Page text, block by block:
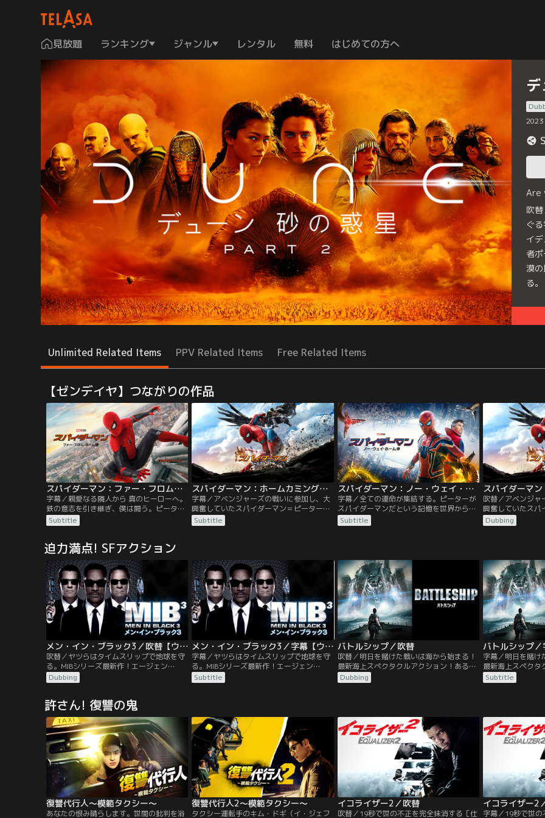
見放題 ランキング ジャンル レンタル 無料 はじめての方へ
2023
Are
吹
ぐ
イ
者
漠
る。
Unlimited Related Items PPV Related Items Free Related Items
【ゼンデイヤ】つながりの作品
スパイダーマン：ファー・フロム・ホーム／字幕
字幕／親愛なる隣人から 真のヒーローへ。
鉄の意志を引き継ぎ、僕は闘う。ピーター
は夏休みに、学校の友人たちとヨーロッパ
旅行に出かける。しかしそこに待っていた
ューリーだった。迫りくる新たな脅威を察
したニックは、スパイダーマンの力を必要
としていたのだ。目の前に立ちはだかる脅
威に立ち向かう使命を…。
Subtitle
スパイダーマン：ホームカミング／字幕【トム・ホランド＋ロバート・ダウニー・Jr】
字幕／アベンジャーズの戦いに参加し、大
興奮していたスパイダーマン＝ピーター・
パーカー。昼間は普通の高校生としてスク
ールライフをエンジョイし、放課後は憧れ
に恨みを抱く“バルチャー”が、巨大な翼を
装着しNYを危機に陥れる。
Subtitle
スパイダーマン：ノー・ウェイ・ホーム／字幕
字幕／全ての運命が集結する。ピーターが
スパイダーマンだという記憶を世界から消
すために、危険な呪文を唱えたドクター・
ストレンジ。その結果、このユニバース
ースが現実のものとなってしまい、次々と
スパイダーマンに襲い掛かるヴィランた
ち。
Subtitle
吹替／アベンジャ
興奮していたスパ
パーカー。昼間は
ールライフをエン
に恨みを抱く“バ
装着しNYを危機
Dubbing
迫力満点! SFアクション
メン・イン・ブラック3／吹替【ウィル・スミス×トミー・リー・ジョーンズ】
吹替／ヤツらはタイムスリップで地球を守
る。MIBシリーズ最新作！エージェン
ト“J”と“K”のコンビは日夜、エイリアンた
ちを監視、取締りに奔走していた。ある
に亡くなった」と……。
Dubbing
メン・イン・ブラック3／字幕【ウィル・スミス×トミー・リー・ジョーンズ】
字幕／ヤツらはタイムスリップで地球を守
る。MIBシリーズ最新作！エージェン
ト“J”と“K”のコンビは日夜、エイリアンた
ちを監視、取締りに奔走していた。ある
Subtitle
バトルシップ／吹替
吹替／明日を賭けた戦いは海から始まる！
最新海上スペクタクルアクション！ある
日、ハワイ沖にアメリカや日本をはじめ各
国の軍艦が集結し、大規模な合同軍事演習
した自衛艦艦長のナガタに激しいライバル
心をむき出しにする。そんな中、演習海域
に正体不明の巨大な物体が出現する！！
Dubbing
バトルシップ／
字幕／明日を賭け
最新海上スペクタ
日、ハワイ沖にア
国の軍艦が集結し
した自衛艦艦長の
心をむき出しに
に正体不明の巨大
Subtitle
許さん! 復讐の鬼
復讐代行人～模範タクシー～
あなたの恨み晴らします。世間の批判を浴
復讐代行人2～模範タクシー～
タクシー運転手のキム・ドギ（イ・ジェフ
イコライザー2／吹替
吹替／19秒で世の不正を完全抹消する［仕
イコライザー2
字幕／19秒で世